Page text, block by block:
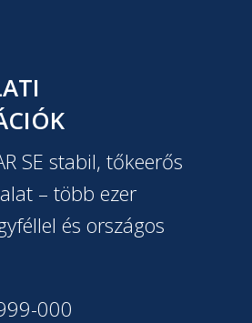
SE stabil, tőkeerős
– több ezer
és országos
000